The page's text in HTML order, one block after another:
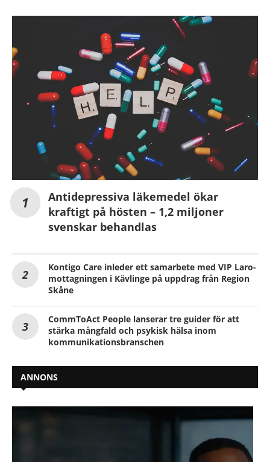
Antidepressiva läkemedel ökar
kraftigt på hösten – 1,2 miljoner
svenskar behandlas
Kontigo Care inleder ett samarbete med VIP Laro-
mottagningen i Kävlinge på uppdrag från Region
Skåne
CommToAct People lanserar tre guider för att
stärka mångfald och psykisk hälsa inom
kommunikationsbranschen
ANNONS